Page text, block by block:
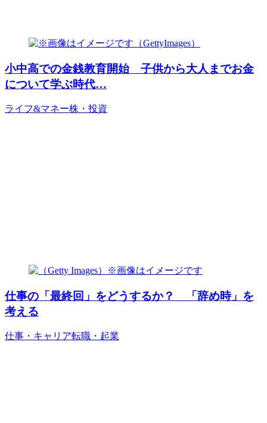
小中高での金銭教育開始 子供から大人までお金
について学ぶ時代…
ライフ&マネー株・投資
仕事の「最終回」をどうするか？ 「辞め時」を
考える
仕事・キャリア転職・起業